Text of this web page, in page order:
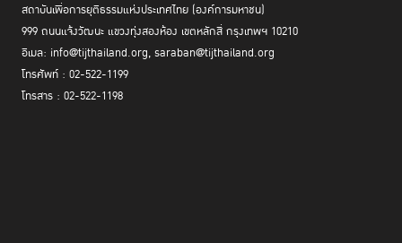
สถาบันเพื่อการยุติธรรมแห่งประเทศไทย (องค์การมหาชน)
999 ถนนแจ้งวัฒนะ แขวงทุ่งสองห้อง เขตหลักสี่ กรุงเทพฯ 10210
อีเมล: info@tijthailand.org, saraban@tijthailand.org
โทรศัพท์ : 02-522-1199
โทรสาร : 02-522-1198